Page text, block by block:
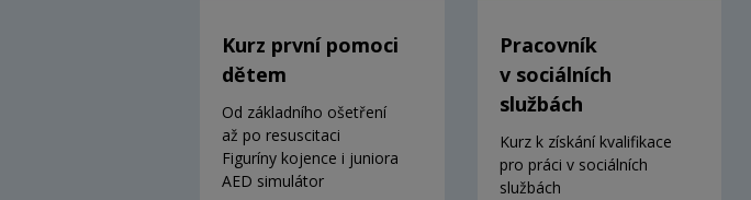
Kurz první pomoci
dětem
Od základního ošetření
až po resuscitaci
Figuríny kojence i juniora
AED simulátor
Pracovník
v sociálních
službách
Kurz k získání kvalifikace
pro práci v sociálních
službách